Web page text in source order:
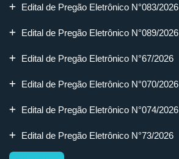
Edital de Pregão Eletrônico N°083/2026
Edital de Pregão Eletrônico N°089/2026
Edital de Pregão Eletrônico N°67/2026
Edital de Pregão Eletrônico N°070/2026
Edital de Pregão Eletrônico N°074/2026
Edital de Pregão Eletrônico N°73/2026